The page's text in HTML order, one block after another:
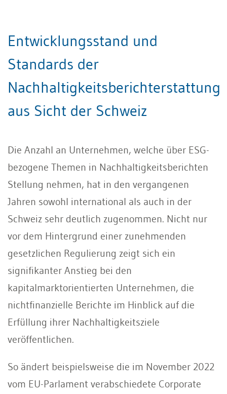
Entwicklungsstand und
Standards der
Nachhaltigkeitsberichterstattung
aus Sicht der Schweiz
Die Anzahl an Unternehmen, welche über ESG-
bezogene Themen in Nachhaltigkeitsberichten
Stellung nehmen, hat in den vergangenen
Jahren sowohl international als auch in der
Schweiz sehr deutlich zugenommen. Nicht nur
vor dem Hintergrund einer zunehmenden
gesetzlichen Regulierung zeigt sich ein
signifikanter Anstieg bei den
kapitalmarktorientierten Unternehmen, die
nichtfinanzielle Berichte im Hinblick auf die
Erfüllung ihrer Nachhaltigkeitsziele
veröffentlichen.
So ändert beispielsweise die im November 2022
vom EU-Parlament verabschiedete Corporate